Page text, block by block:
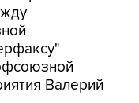
Валерий